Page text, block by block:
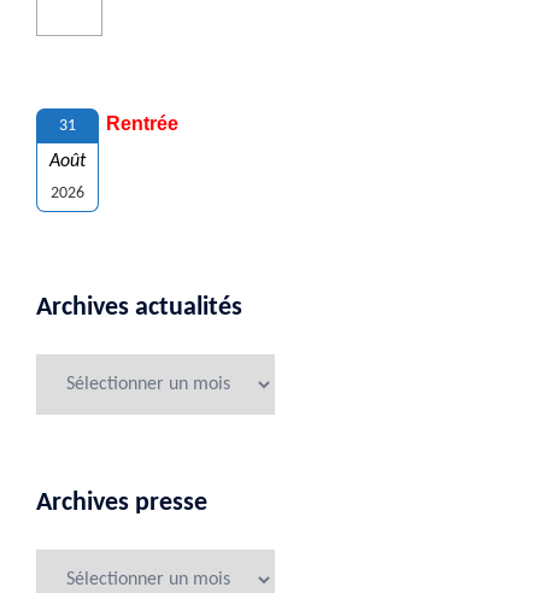
31
Août
2026
Rentrée
Archives actualités
Archives presse